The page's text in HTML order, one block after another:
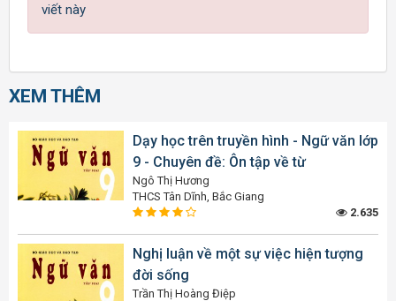
viết này
XEM THÊM
Dạy học trên truyền hình - Ngữ văn lớp
9 - Chuyên đề: Ôn tập về từ
Ngô Thị Hương
THCS Tân Dĩnh, Bắc Giang
2.635
Nghị luận về một sự việc hiện tượng
đời sống
Trần Thị Hoàng Điệp